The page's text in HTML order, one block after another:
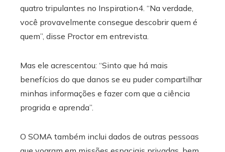
quatro tripulantes no Inspiration4. “Na verdade,
você provavelmente consegue descobrir quem é
quem”, disse Proctor em entrevista.
Mas ele acrescentou: “Sinto que há mais
benefícios do que danos se eu puder compartilhar
minhas informações e fazer com que a ciência
progrida e aprenda”.
O SOMA também inclui dados de outras pessoas